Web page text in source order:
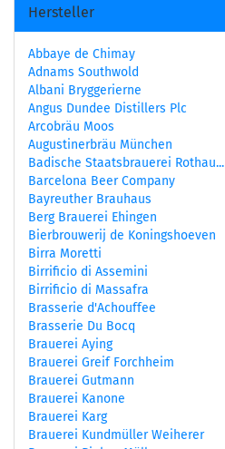
Hersteller
Abbaye de Chimay
Adnams Southwold
Albani Bryggerierne
Angus Dundee Distillers Plc
Arcobräu Moos
Augustinerbräu München
Badische Staatsbrauerei Rothau...
Barcelona Beer Company
Bayreuther Brauhaus
Berg Brauerei Ehingen
Bierbrouwerij de Koningshoeven
Birra Moretti
Birrificio di Assemini
Birrificio di Massafra
Brasserie d'Achouffee
Brasserie Du Bocq
Brauerei Aying
Brauerei Greif Forchheim
Brauerei Gutmann
Brauerei Kanone
Brauerei Karg
Brauerei Kundmüller Weiherer